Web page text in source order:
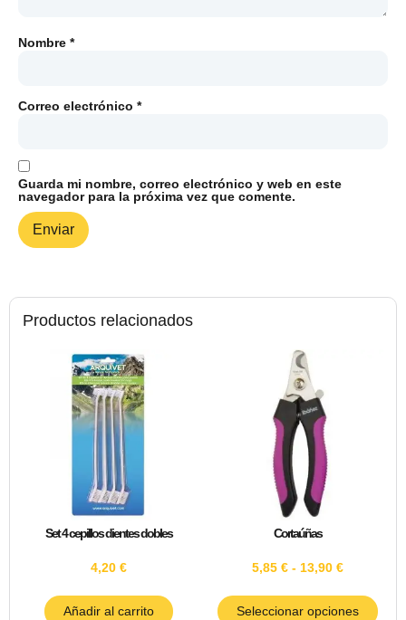
Productos relacionados
Set 4 cepillos dientes dobles
4,20 €
Añadir al carrito
Cortaúñas
5,85 € - 13,90 €
Seleccionar opciones
Nombre *
Correo electrónico *
Guarda mi nombre, correo electrónico y web en este
navegador para la próxima vez que comente.